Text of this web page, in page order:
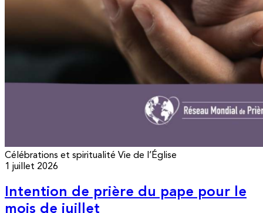
Célébrations et spiritualité Vie de l’Église
1 juillet 2026
Intention de prière du pape pour le
mois de juillet